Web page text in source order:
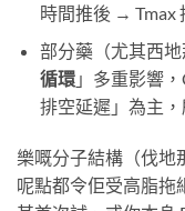
時間推後 → Tmax
部分藥（尤其西地
循環」多重影響
排空延遲」為主
樂嘅分子結構（伐地
呢點都令佢受高脂